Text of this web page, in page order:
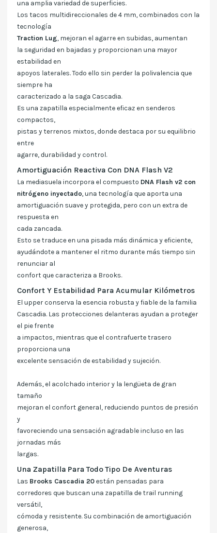
una amplia variedad de superficies.
Los tacos multidireccionales de 4 mm, combinados con la
tecnología
Traction Lug, mejoran el agarre en subidas, aumentan
la seguridad en bajadas y proporcionan una mayor
estabilidad en
apoyos laterales. Todo ello sin perder la polivalencia que
siempre ha
caracterizado a la saga Cascadia.
Es una zapatilla especialmente eficaz en senderos
compactos,
pistas y terrenos mixtos, donde destaca por su equilibrio
entre
agarre, durabilidad y control.
Amortiguación Reactiva Con DNA Flash V2
La mediasuela incorpora el compuesto DNA Flash v2 con
nitrógeno inyectado, una tecnología que aporta una
amortiguación suave y protegida, pero con un extra de
respuesta en
cada zancada.
Esto se traduce en una pisada más dinámica y eficiente,
ayudándote a mantener el ritmo durante más tiempo sin
renunciar al
confort que caracteriza a Brooks.
Confort Y Estabilidad Para Acumular Kilómetros
El upper conserva la esencia robusta y fiable de la familia
Cascadia. Las protecciones delanteras ayudan a proteger
el pie frente
a impactos, mientras que el contrafuerte trasero
proporciona una
excelente sensación de estabilidad y sujeción.
Además, el acolchado interior y la lengüeta de gran
tamaño
mejoran el confort general, reduciendo puntos de presión
y
favoreciendo una sensación agradable incluso en las
jornadas más
largas.
Una Zapatilla Para Todo Tipo De Aventuras
Las Brooks Cascadia 20están pensadas para
corredores que buscan una zapatilla de trail running
versátil,
cómoda y resistente. Su combinación de amortiguación
generosa,